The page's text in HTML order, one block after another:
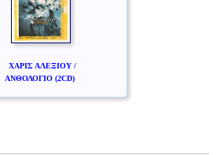
ΧΑΡΙΣ ΑΛΕΞΙΟΥ /
ΑΝΘΟΛΟΓΙΟ (2CD)